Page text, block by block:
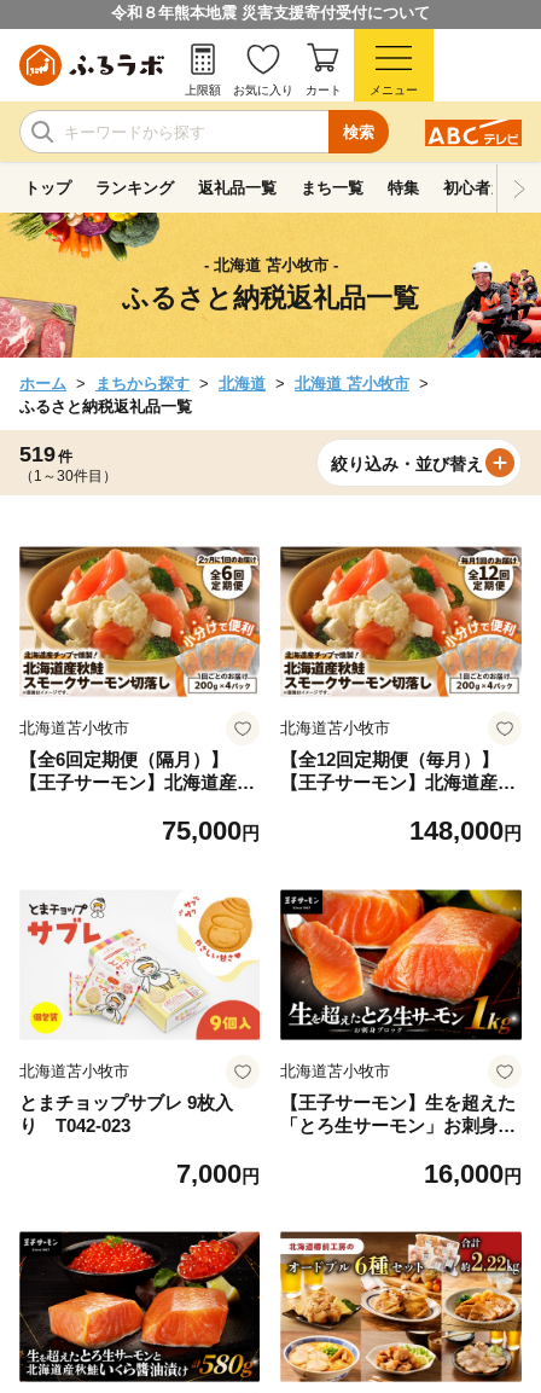
令和８年熊本地震 災害支援寄付受付について
検索
上限額 お気に入り カート メニュー
トップ ランキング 返礼品一覧 まち一覧 特集 初心者ガイド
- 北海道 苫小牧市 -
ふるさと納税返礼品一覧
ホーム まちから探す 北海道
北海道 苫小牧市
ふるさと納税返礼品一覧
519件
（1～30件目）
絞り込み・並び替え
北海道苫小牧市
【全6回定期便（隔月）】
【王子サーモン】北海道産チ
モークサーモン切落し200g×
75,000円
北海道苫小牧市
【全12回定期便（毎月）】
【王子サーモン】北海道産チ
モークサーモン切落し200g×
148,000円
北海道苫小牧市
とまチョップサブレ 9枚入
り T042-023
7,000円
北海道苫小牧市
【王子サーモン】生を超えた
「とろ生サーモン」お刺身用
16,000円